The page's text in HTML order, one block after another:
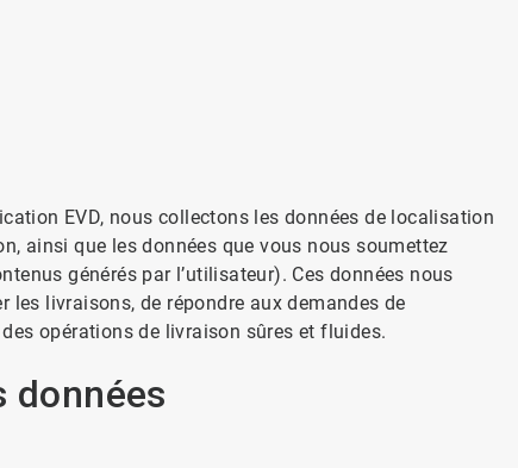
EVD, nous collectons les données de localisation
ainsi que les données que vous nous soumettez
générés par l’utilisateur). Ces données nous
livraisons, de répondre aux demandes de
opérations de livraison sûres et fluides.
données